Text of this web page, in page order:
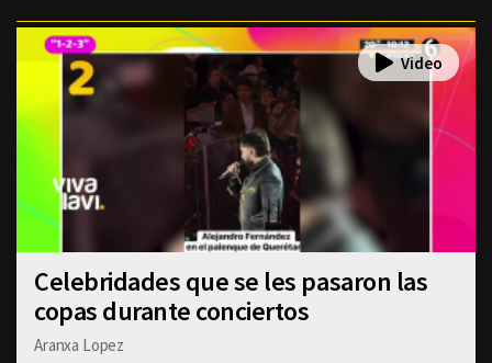
Celebridades que se les pasaron las
copas durante conciertos
Aranxa Lopez